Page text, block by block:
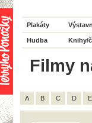
Plakáty
Hudba Knihy/
Filmy
A B C D E